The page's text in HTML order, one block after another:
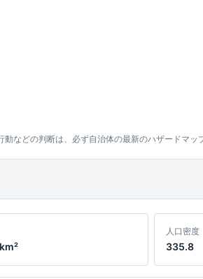
などの判断は、必ず自治体の最新のハザードマッ
人口密度
335.8